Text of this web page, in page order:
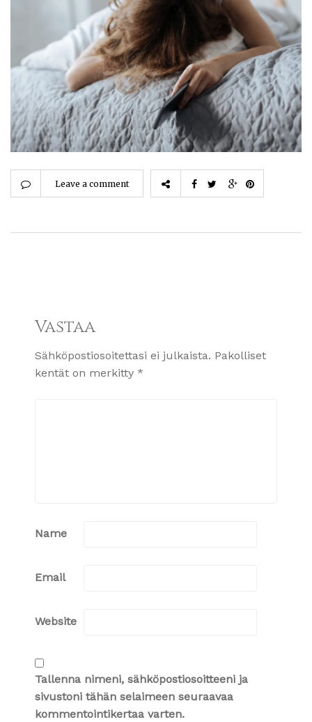
Leave a comment
Vastaa
Sähköpostiosoitettasi ei julkaista. Pakolliset
kentät on merkitty *
Name
Email
Website
Tallenna nimeni, sähköpostiosoitteeni ja
sivustoni tähän selaimeen seuraavaa
kommentointikertaa varten.